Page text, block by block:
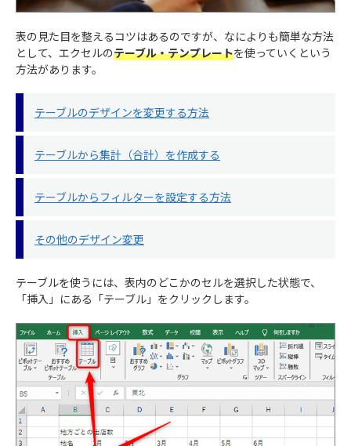
表の見た目を整えるコツはあるのですが、なによりも簡単な方法
として、エクセルのテーブル・テンプレートを使っていくという
方法があります。
テーブルのデザインを変更する方法
テーブルから集計（合計）を作成する
テーブルからフィルターを設定する方法
その他のデザイン変更
テーブルを使うには、表内のどこかのセルを選択した状態で、
「挿入」にある「テーブル」をクリックします。